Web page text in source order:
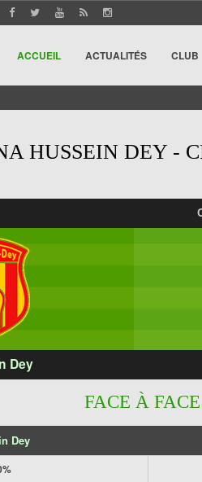
ACCUEIL ACTUALITÉS CLUB
HUSSEIN DEY -
Dey
FACE À FACE
Dey